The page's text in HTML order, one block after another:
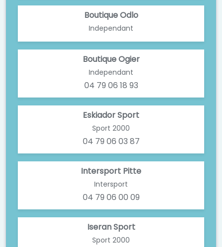
Boutique Odlo
Independant
Boutique Ogier
Independant
04 79 06 18 93
Eskiador Sport
Sport 2000
04 79 06 03 87
Intersport Pitte
Intersport
04 79 06 00 09
Iseran Sport
Sport 2000